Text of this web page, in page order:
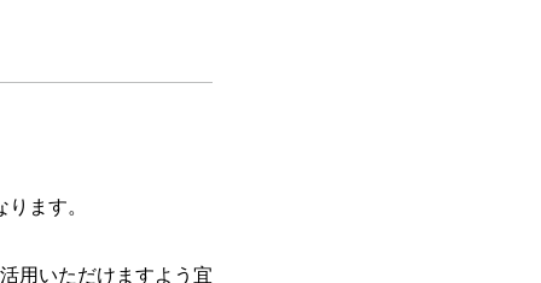
ます。
用いただけますよう宜